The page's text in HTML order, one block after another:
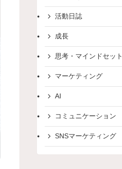
活動日誌
成長
思考・マインドセット
マーケティング
AI
コミュニケーション
SNSマーケティング